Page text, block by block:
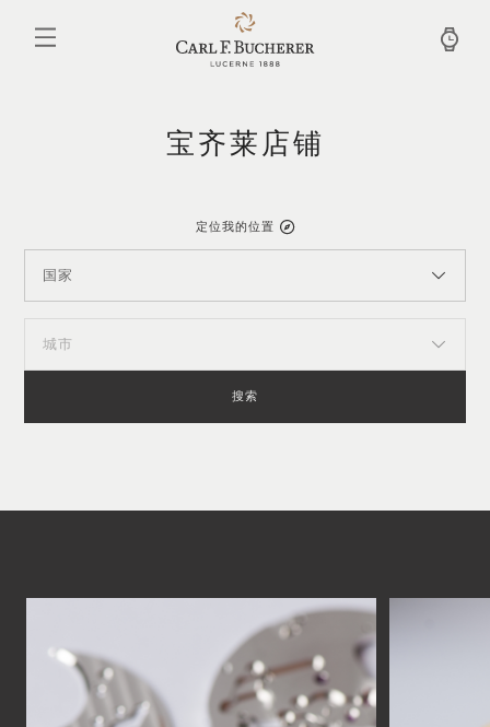
宝齐莱店铺
定位我的位置
国家
城市
搜索